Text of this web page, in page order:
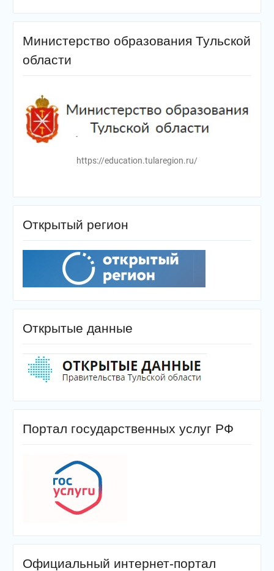
Министерство образования Тульской
области
https://education.tularegion.ru/
Открытый регион
Открытые данные
Портал государственных услуг РФ
Официальный интернет-портал